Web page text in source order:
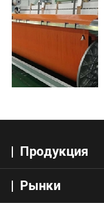
Продукция
Рынки